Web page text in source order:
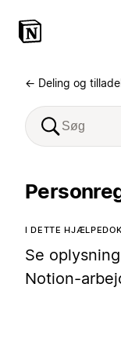
← Deling og
I DETTE
Se
Notion-